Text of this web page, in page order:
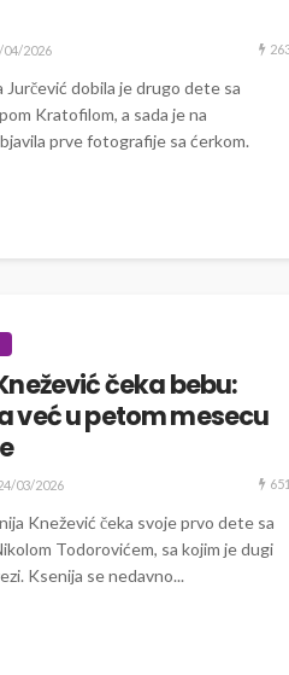
04/2026
Jurčević dobila je drugo dete sa
Kratofilom, a sada je na
prve fotografije sa ćerkom.
čeka bebu:
već u petom mesecu
03/2026 651
Knežević čeka svoje prvo dete sa
Todorovićem, sa kojim je dugi
Ksenija se nedavno...